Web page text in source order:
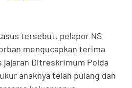
tersebut, pelapor NS
mengucapkan terima
jajaran Ditreskrimum Polda
anaknya telah pulang dan